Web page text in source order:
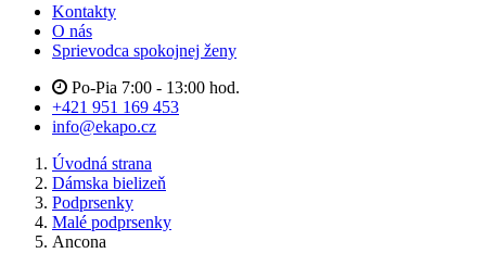
Kontakty
O nás
Sprievodca spokojnej ženy
Po-Pia 7:00 - 13:00 hod.
+421 951 169 453
info@ekapo.cz
Úvodná strana
Dámska bielizeň
Podprsenky
Malé podprsenky
Ancona